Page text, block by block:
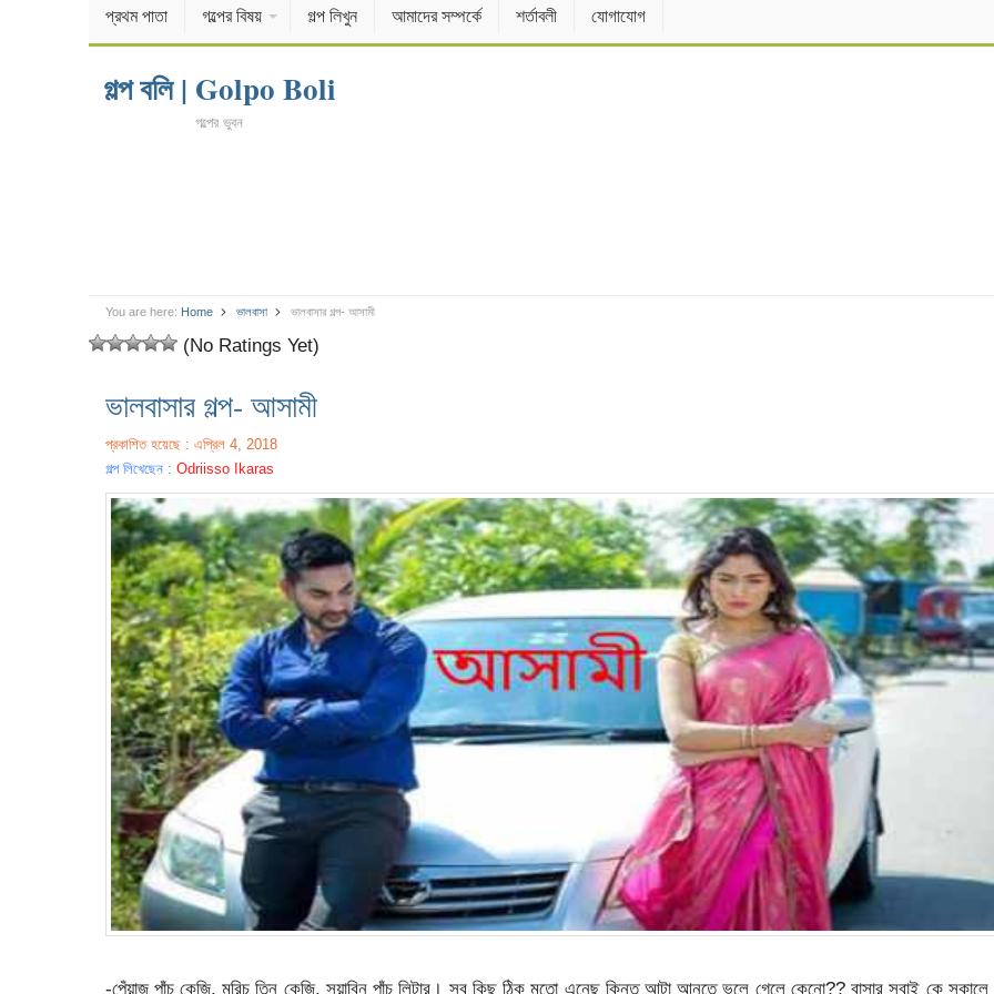
প্রথম পাতা গল্পের বিষয় গল্প লিখুন আমাদের সম্পর্কে শর্তাবলী যোগাযোগ
গল্প বলি | Golpo Boli
গল্পের ভুবন
You are here: Home ভালবাসা ভালবাসার গল্প- আসামী
(No Ratings Yet)
ভালবাসার গল্প- আসামী
প্রকাশিত হয়েছে : এপ্রিল 4, 2018
গল্প লিখেছেন : Odriisso Ikaras
-পেঁয়াজ পাঁচ কেজি, মরিচ তিন কেজি, সয়াবিন পাঁচ লিটার। সব কিছু ঠিক মতো এনেছ কিন্তু আটা আনতে ভুলে গেলে কেনো?? বাসার সবাই কে সকালে